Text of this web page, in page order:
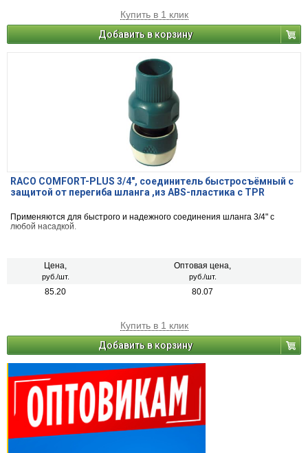
Купить в 1 клик
Добавить в корзину
RACO COMFORT-PLUS 3/4", соединитель быстросъёмный с
защитой от перегиба шланга ,из ABS-пластика с TPR
Применяются для быстрого и надежного соединения шланга 3/4" с
любой насадкой.
Цена,
руб./шт.
Оптовая цена,
руб./шт.
85.20 80.07
Купить в 1 клик
Добавить в корзину